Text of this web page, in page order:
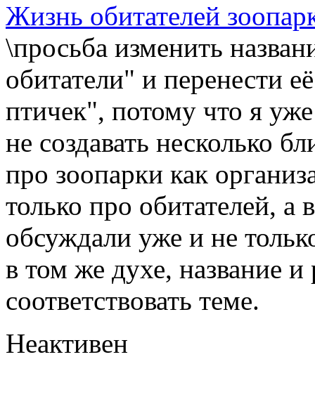
Жизнь обитателей
\просьба изменить
обитатели" и перенести
птичек", потому что я
не создавать несколько
про зоопарки как
только про обитателей, а
обсуждали уже и не
в том же духе, название
соответствовать теме.
Неактивен